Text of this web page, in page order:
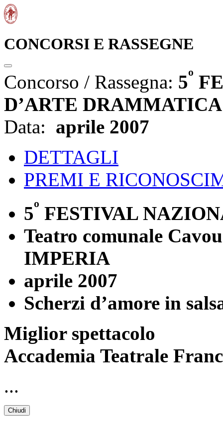
CONCORSI E RASSEGNE
Concorso / Rassegna: 5º
D’ARTE DRAMMATICA
Data: aprile 2007
DETTAGLI
PREMI E
5º FESTIVAL
Teatro comunale
IMPERIA
aprile 2007
Scherzi d’amore in
Miglior spettacolo
Accademia Teatrale
...
Chiudi